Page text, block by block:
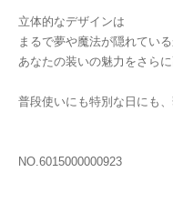
立体的なデザインは
まるで夢や魔法が隠れている
あなたの装いの魅力をさらに
普段使いにも特別な日にも
NO.6015000000923